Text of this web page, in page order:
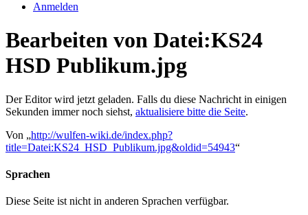
Anmelden
Bearbeiten von Datei:KS24
HSD Publikum.jpg
Der Editor wird jetzt geladen. Falls du diese Nachricht in einigen
Sekunden immer noch siehst, aktualisiere bitte die Seite.
Von „http://wulfen-wiki.de/index.php?
title=Datei:KS24_HSD_Publikum.jpg&oldid=54943“
Sprachen
Diese Seite ist nicht in anderen Sprachen verfügbar.